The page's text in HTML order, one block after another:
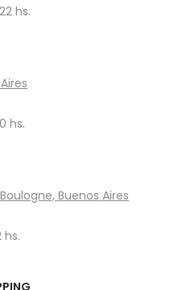
hs.
hs.
Buenos Aires
hs.